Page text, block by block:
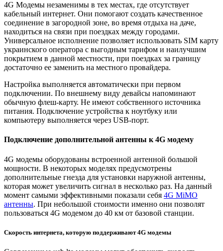
4G Модемы незаменимы в тех местах, где отсутствует
кабельный интернет. Они помогают создать качественное
соединение в загородной зоне, во время отдыха на даче,
находиться на связи при поездках между городами.
Универсальное исполнение позволяет использовать SIM карту
украинского оператора с выгодным тарифом и наилучшим
покрытием в данной местности, при поездках за границу
достаточно ее заменить на местного провайдера.
Настройка выполняется автоматически при первом
подключении. По внешнему виду девайсы напоминают
обычную флеш-карту. Не имеют собственного источника
питания. Подключение устройства к ноутбуку или
компьютеру выполняется через USB-порт.
Подключение дополнительной антенны к 4G модему
4G модемы оборудованы встроенной антенной большой
мощности. В некоторых моделях предусмотрены
дополнительные гнезда для установки наружной антенны,
которая может увеличить сигнал в несколько раз. На данный
момент самыми эффективными показали себя 4G MiMO
антенны. При небольшой стоимости именно они позволят
пользоваться 4G модемом до 40 км от базовой станции.
Скорость интернета, которую поддерживают 4G модемы